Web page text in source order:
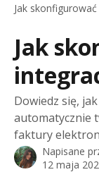
Jak
Jak
Dowiedz się,
automatycznie
faktury
Napisane
12 maja